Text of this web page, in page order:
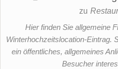
zu
Hier finden Sie allgemeine
Winterhochzeitslocation-Eintrag.
ein öffentliches, allgemeines
Besucher